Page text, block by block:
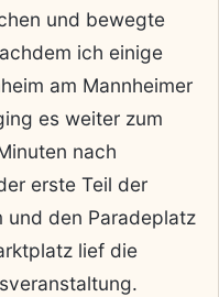
und bewegte
ich einige
am Mannheimer
es weiter zum
nach
erste Teil der
und den Paradeplatz
lief die